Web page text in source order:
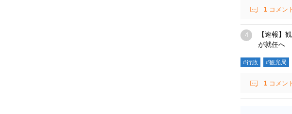
1 コメン
【速報】
が就任へ
#行政 #観光局
1 コメン